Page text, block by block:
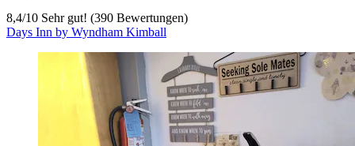
8,4/10 Sehr gut! (390 Bewertungen)
Days Inn by Wyndham Kimball